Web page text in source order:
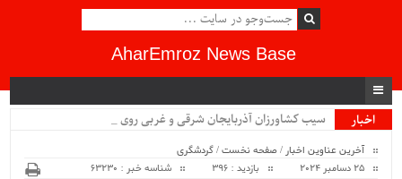
AharEmroz News Base
اخبار
سیب کشاورزان آذربایجان شرقی و غربی روی دست _
آخرین عناوین اخبار /صفحه نخست/گردشگری
25 دسامبر 2024
بازدید : 396 شناسه خبر : 63230